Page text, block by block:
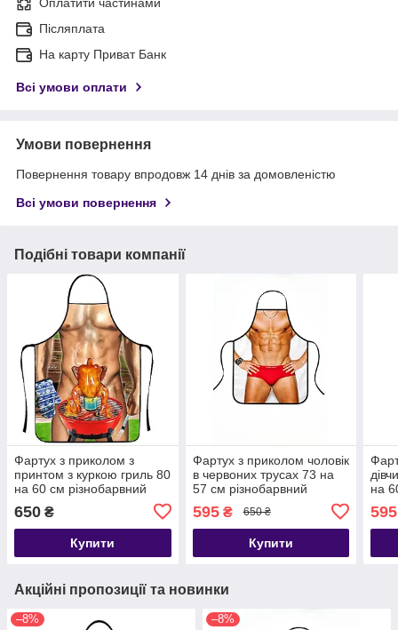
Оплатити частинами
Післяплата
На карту Приват Банк
Всі умови оплати
Умови повернення
Повернення товару впродовж 14 днів за домовленістю
Всі умови повернення
Подібні товари компанії
Фартух з приколом з
принтом з куркою гриль 80
на 60 см різнобарвний
650 ₴
Купити
Фартух з приколом чоловік
в червоних трусах 73 на
57 см різнобарвний
595₴ 650 ₴
Купити
на
595
Акційні пропозиції та новинки
–8% –8%